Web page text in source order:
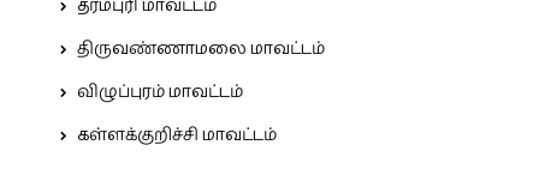
தர்மபுரி மாவட்டம்
திருவண்ணாமலை மாவட்டம்
விழுப்புரம் மாவட்டம்
கள்ளக்குறிச்சி மாவட்டம்